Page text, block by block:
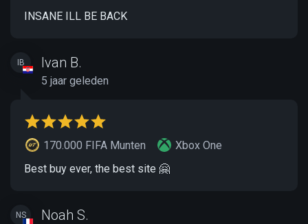
INSANE ILL BE BACK
IB Ivan B.
5 jaar geleden
170.000 FIFA Munten
Xbox One
Best buy ever, the best site 🤗
NS Noah S.